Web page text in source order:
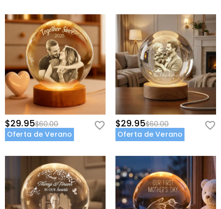
$29.95$60.00
Oferta de Verano
$29.95$60.00
Oferta de Verano